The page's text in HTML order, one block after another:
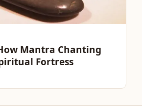
Mantra Chanting
Fortress